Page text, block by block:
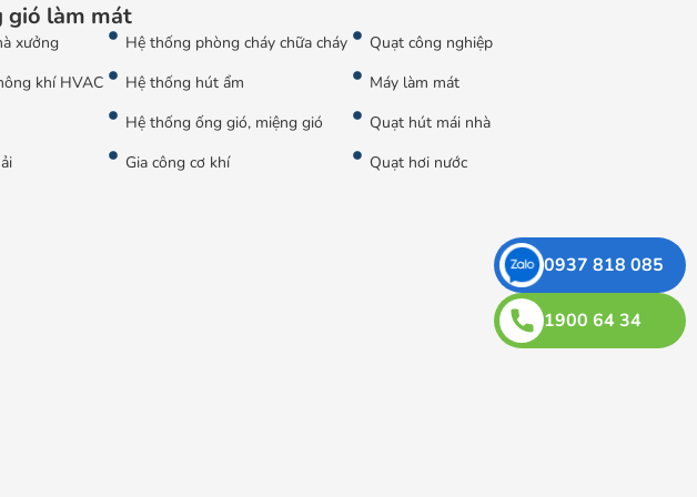
gió làm mát
xưởng
khí HVAC
Hệ thống phòng cháy chữa cháy
Hệ thống hút ẩm
Hệ thống ống gió, miệng gió
Gia công cơ khí
Quạt công nghiệp
Máy làm mát
Quạt hút mái nhà
Quạt hơi nước
0937 818 085
1900 64 34